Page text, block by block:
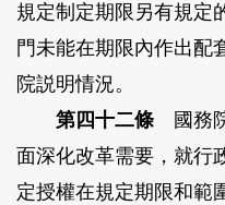
規定制定期限另有規定
門未能在期限內作出配
院説明情況。
第四十二條國務院
面深化改革需要，就行
定授權在規定期限和範